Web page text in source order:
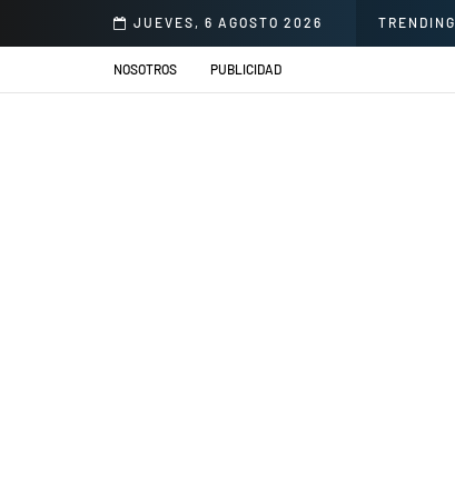
JUEVES, 6 AGOSTO 2026 TRENDING
Cadillacs se presentarán en el Jardín de la Cerveza Arequipeña
NOSOTROS PUBLICIDAD